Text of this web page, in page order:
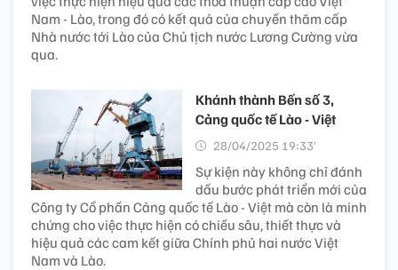
Nam - Lào, trong đó có kết quả của chuyến thăm cấp
Nhà nước tới Lào của Chủ tịch nước Lương Cường vừa
qua.
Khánh thành Bến số 3,
Cảng quốc tế Lào - Việt
28/04/2025 19:33’
Sự kiện này không chỉ đánh
dấu bước phát triển mới của
Công ty Cổ phần Cảng quốc tế Lào - Việt mà còn là minh
chứng cho việc thực hiện có chiều sâu, thiết thực và
hiệu quả các cam kết giữa Chính phủ hai nước Việt
Nam và Lào.